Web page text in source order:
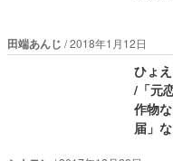
田端あんじ 2018年1月12日
ひょ
/「元
作物
届」